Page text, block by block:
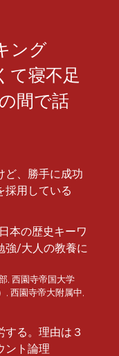
ング
て寝不足
間で話
ど、勝手に成功
採用している
本の歴史キーワ
/大人の教養に
, 西園寺帝国大学
, 西園寺帝大附属中,
る。理由は３
ント論理